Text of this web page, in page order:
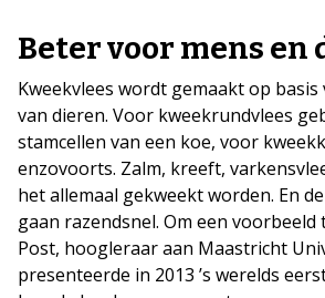
Beter voor mens en
Kweekvlees wordt gemaakt op basis
van dieren. Voor kweekrundvlees
stamcellen van een koe, voor
enzovoorts. Zalm, kreeft,
het allemaal gekweekt worden. En
gaan razendsnel. Om een voorbeeld
Post, hoogleraar aan Maastricht
presenteerde in 2013 ’s werelds